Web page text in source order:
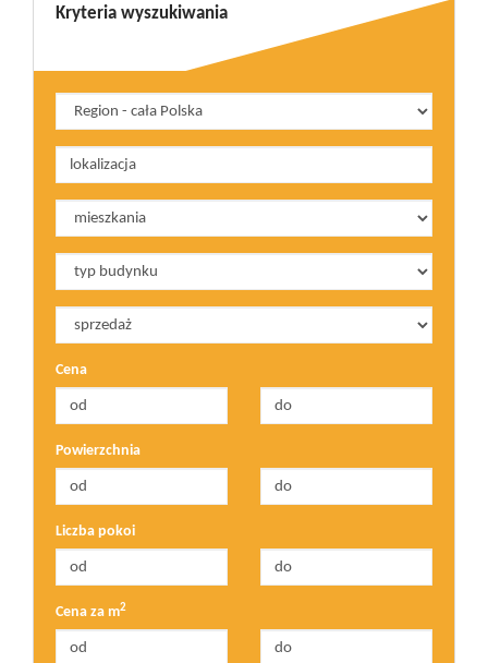
Kryteria wyszukiwania
Cena
Powierzchnia
Liczba pokoi
Cena za m2